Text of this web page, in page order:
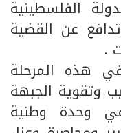
الفلسطينية
عن القضية
.
هذه المرحلة
وتقوية الجبهة
في وحدة وطنية